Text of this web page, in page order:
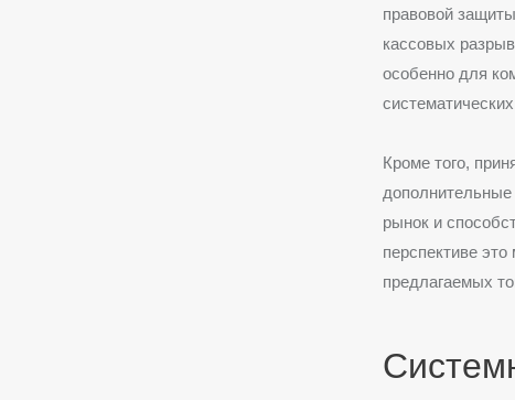
правовой
кассовых
особенно для
Кроме того,
рынок и
перспективе
предлагаемых